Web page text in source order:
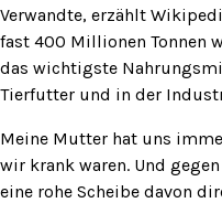
Verwandte, erzählt
fast 400 Millionen Tonnen
das wichtigste
Tierfutter und in der
Meine Mutter hat uns
wir krank waren. Und
eine rohe Scheibe davon